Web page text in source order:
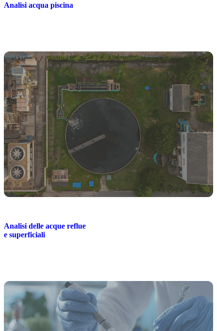
Analisi acqua piscina
Analisi delle acque reflue
e superficiali